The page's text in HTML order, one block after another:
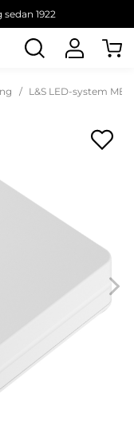
1922
L&S LED-system MEC